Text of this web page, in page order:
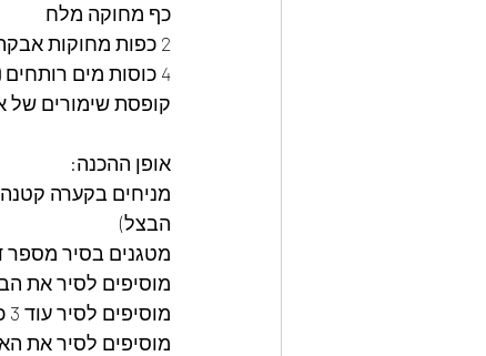
כף מחוקה מלח
2 כפות מחוקות אבקת מרק בצל
4 כוסות מים רותחים (960 מ"ל)
קופסת שימורים של אפונה וגזר (560
אופן ההכנה:
הבצל)
מטגנים בסיר מספר
מוסיפים לסיר את
מוסיפים לסיר עוד 3 כוסות מים
מוסיפים לסיר את